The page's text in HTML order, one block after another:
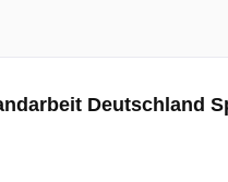
Deutschland